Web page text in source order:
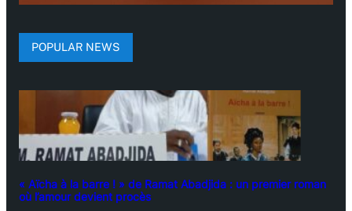
POPULAR NEWS
« Aïcha à la barre ! » de Ramat Abadjida : un premier roman
où l’amour devient procès